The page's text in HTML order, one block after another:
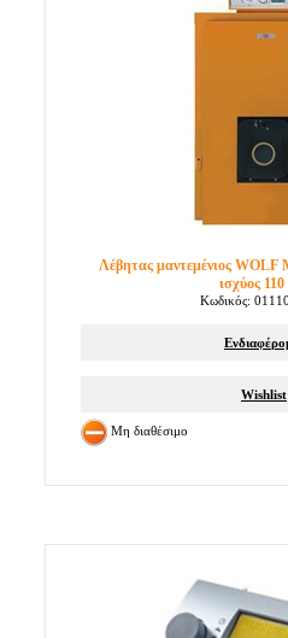
Λέβητας μαντεμένιος WOLF
ισχύος
Κωδικός:
Wishlist
Μη διαθέσιμο